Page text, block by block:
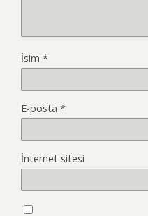
İsim *
E-posta *
İnternet sitesi